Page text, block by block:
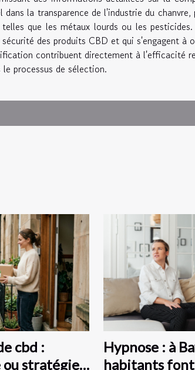
la transparence de l'industrie du
que les métaux lourds ou les
des produits CBD et qui s'engagent à
contribuent directement à l'efficacité
processus de sélection.
cbd :
ou stratégie
Hypnose : à
habitants